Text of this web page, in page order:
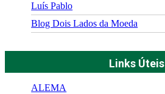
Luís Pablo
Blog Dois Lados da Moeda
Links Úteis
ALEMA